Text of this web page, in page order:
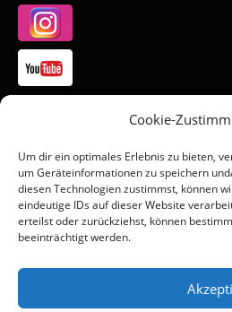
Cookie-
Um dir ein optimales Erlebnis zu bieten,
um Geräteinformationen zu speichern
diesen Technologien zustimmst, können
eindeutige IDs auf dieser Website
erteilst oder zurückziehst, können
beeinträchtigt werden.
Copyright © 2026 HOTEC |
Hersteller–OnePress